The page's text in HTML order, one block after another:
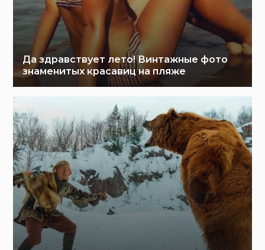
Да здравствует лето! Винтажные фото
знаменитых красавиц на пляже